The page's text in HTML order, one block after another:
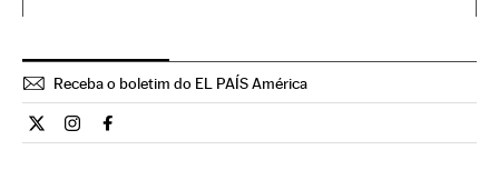
Receba o boletim do EL PAÍS América
Cultura El País Brasil en Twitter
Cultura El País Brasil en Instagram
Cultura El País Brasil en Facebook